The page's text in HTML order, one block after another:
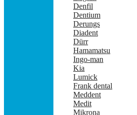
Denfil
Dentium
Derungs
Diadent
Dürr
Hamamatsu
Ingo-man
Kia
Lumick
Frank dental
Meddent
Medit
Mikrona